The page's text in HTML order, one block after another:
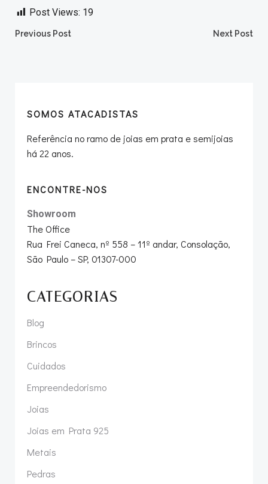
Post Views: 19
Post
Previous Post Next Post
SOMOS ATACADISTAS
Referência no ramo de joias em prata e semijoias
há 22 anos.
ENCONTRE-NOS
Showroom
The Office
Rua Frei Caneca, nº 558 – 11º andar, Consolação,
São Paulo – SP, 01307-000
CATEGORIAS
Blog
Brincos
Cuidados
Empreendedorismo
Joias
Joias em Prata 925
Metais
Pedras